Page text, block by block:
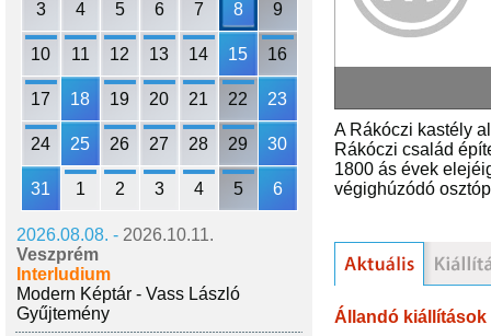
3 4 5 6 7 8 9
10 11 12 13 14 15 16
17 18 19 20 21 22 23
24 25 26 27 28 29 30
31 1 2 3 4 5 6
2026.08.08. - 2026.10.11.
Veszprém
Interludium
Modern Képtár - Vass László
Gyűjtemény
A Rákóczi kastély
Rákóczi család
1800 ás évek
végighúzódó
Állandó kiállítások